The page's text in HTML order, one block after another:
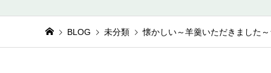
BLOG 未分類 懐かしい～羊羹いただきました